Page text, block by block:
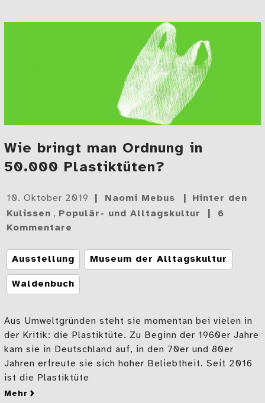
Wie bringt man Ordnung in
50.000 Plastiktüten?
Gepostet
am
10. Oktober 2019 Naomi Mebus
Hinter den
Kulissen , Populär- und Alltagskultur
6
Kommentare
Tags
Ausstellung Museum der Alltagskultur
Waldenbuch
Aus Umweltgründen steht sie momentan bei vielen in
der Kritik: die Plastiktüte. Zu Beginn der 1960er Jahre
kam sie in Deutschland auf, in den 70er und 80er
Jahren erfreute sie sich hoher Beliebtheit. Seit 2016
ist die Plastiktüte
mehr